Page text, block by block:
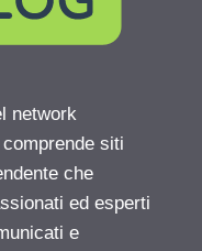
network
siti
che
ed esperti
e